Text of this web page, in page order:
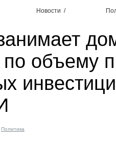
Новости /
по объему
Политика